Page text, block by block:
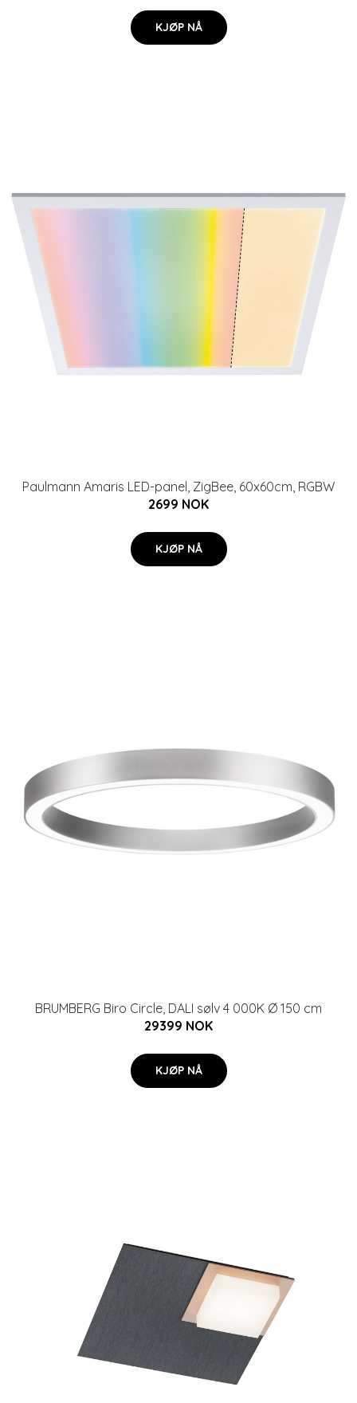
KJØP NÅ
Paulmann Amaris LED-panel, ZigBee, 60x60cm, RGBW
2699 NOK
KJØP NÅ
BRUMBERG Biro Circle, DALI sølv 4 000K Ø 150 cm
29399 NOK
KJØP NÅ